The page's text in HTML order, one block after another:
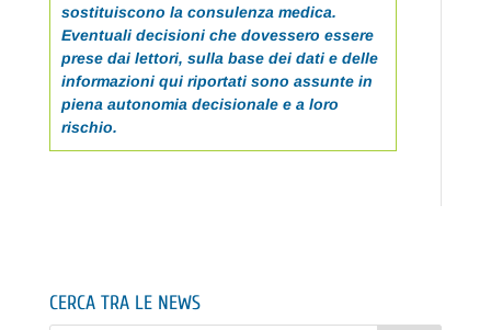
sostituiscono la consulenza medica.
Eventuali decisioni che dovessero essere
prese dai lettori, sulla base dei dati e delle
informazioni qui riportati sono assunte in
piena autonomia decisionale e a loro
rischio.
CERCA TRA LE NEWS